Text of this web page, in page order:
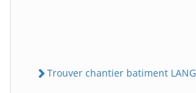
Trouver chantier batiment